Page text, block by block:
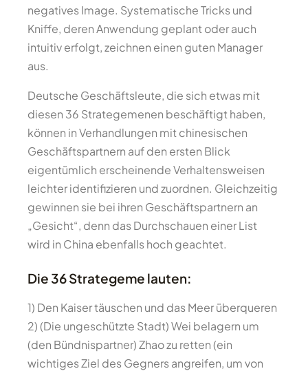
negatives Image. Systematische Tricks und
Kniffe, deren Anwendung geplant oder auch
intuitiv erfolgt, zeichnen einen guten Manager
aus.
Deutsche Geschäftsleute, die sich etwas mit
diesen 36 Strategemenen beschäftigt haben,
können in Verhandlungen mit chinesischen
Geschäftspartnern auf den ersten Blick
eigentümlich erscheinende Verhaltensweisen
leichter identifizieren und zuordnen. Gleichzeitig
gewinnen sie bei ihren Geschäftspartnern an
„Gesicht“, denn das Durchschauen einer List
wird in China ebenfalls hoch geachtet.
Die 36 Strategeme lauten:
1) Den Kaiser täuschen und das Meer überqueren
2) (Die ungeschützte Stadt) Wei belagern um
(den Bündnispartner) Zhao zu retten (ein
wichtiges Ziel des Gegners angreifen, um von